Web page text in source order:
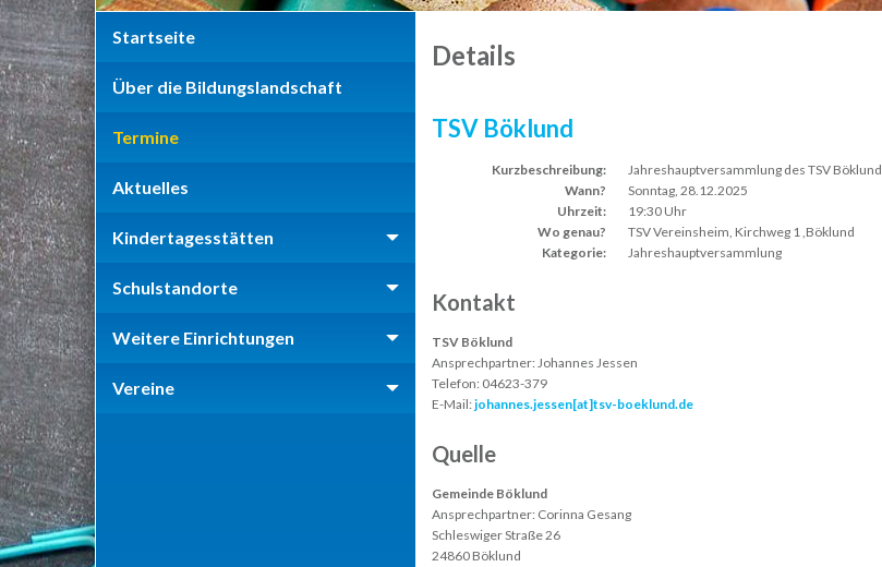
Startseite
Über die Bildungslandschaft
Termine
Aktuelles
Kindertagesstätten
Schulstandorte
Weitere Einrichtungen
Vereine
Details
TSV Böklund
Kurzbeschreibung:
Jahreshauptversammlung des TSV Böklund
Wann?
Sonntag, 28.12.2025
Uhrzeit:
19:30 Uhr
Wo genau?
TSV Vereinsheim, Kirchweg 1 ,Böklund
Kategorie:
Jahreshauptversammlung
Kontakt
TSV Böklund
Ansprechpartner: Johannes Jessen
Telefon: 04623-379
E-Mail: johannes.jessen[at]tsv-boeklund.de
Quelle
Gemeinde Böklund
Ansprechpartner: Corinna Gesang
Schleswiger Straße 26
24860 Böklund